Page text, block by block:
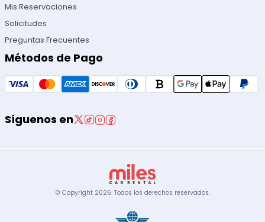
Mis Reservaciones
Solicitudes
Preguntas Frecuentes
Métodos de Pago
Síguenos en
© Copyright 2026. Todos los derechos reservados.